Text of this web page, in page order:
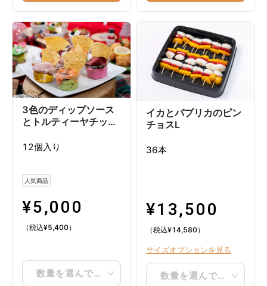
3色のディップソース
とトルティーヤチップ
12個入り
人気商品
¥5,000
（税込¥5,400）
数量を選んでください
イカとパプリカのピン
チョスL
36本
¥13,500
（税込¥14,580）
サイズオプションを見る
数量を選んでください